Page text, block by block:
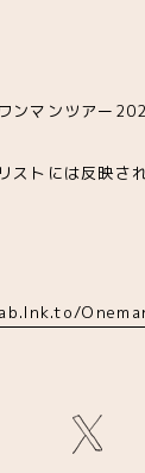
ンマンツアー
トには反映さ